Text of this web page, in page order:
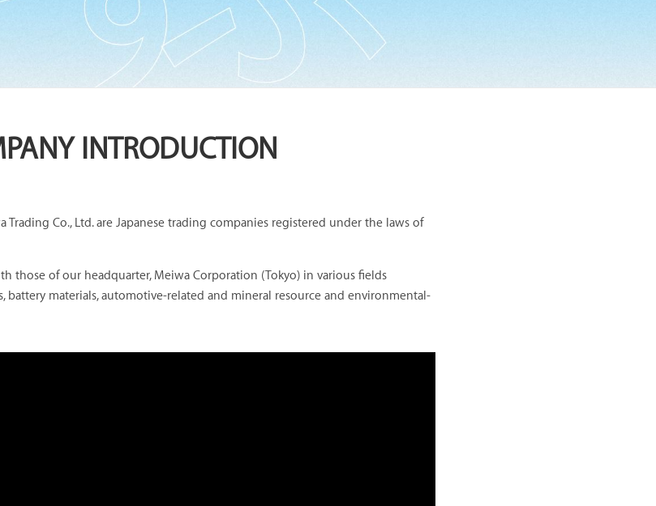
INTRODUCTION
Trading Co., Ltd. are Japanese trading companies registered under the laws of
those of our headquarter, Meiwa Corporation (Tokyo) in various fields
battery materials, automotive-related and mineral resource and environmental-